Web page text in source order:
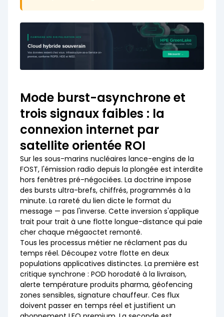
Mode burst-asynchrone et
trois signaux faibles : la
connexion internet par
satellite orientée ROI
Sur les sous-marins nucléaires lance-engins de la
FOST, l'émission radio depuis la plongée est interdite
hors fenêtres pré-négociées. La doctrine impose
des bursts ultra-brefs, chiffrés, programmés à la
minute. La rareté du lien dicte le format du
message — pas l'inverse. Cette inversion s'applique
trait pour trait à une flotte longue-distance qui paie
cher chaque mégaoctet remonté.
Tous les processus métier ne réclament pas du
temps réel. Découpez votre flotte en deux
populations applicatives distinctes. La première est
critique synchrone : POD horodaté à la livraison,
alerte température produits pharma, géofencing
zones sensibles, signature chauffeur. Ces flux
doivent passer en temps réel et justifient un